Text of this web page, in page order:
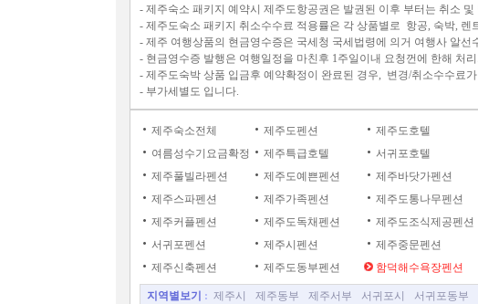
- 제주숙소 패키지 예약시 제주도항공권은 발권된 이후 부터는 취소
- 제주도숙소 패키지 취소수수료 적용률은 각 상품별로 항공, 숙박,
- 제주 여행상품의 현금영수증은 국세청 국세법령에 의거 여행사 알
- 현금영수증 발행은 여행일정을 마친후 1주일이내 요청껀에 한해 처
- 제주도숙박 상품 입금후 예약확정이 완료된 경우, 변경/취소수수료
- 부가세별도 입니다.
제주숙소전체 제주도펜션 제주도호텔
여름성수기요금확정
제주특급호텔 서귀포호텔
제주풀빌라펜션
제주도예쁜펜션 제주바닷가펜션
제주스파펜션
제주가족펜션 제주도통나무펜션
제주커플펜션
제주도독채펜션 제주도조식제공펜션
서귀포펜션
제주시펜션 제주중문펜션
제주신축펜션
제주도동부펜션 함덕해수욕장펜션
지역별보기 : 제주시 제주동부 제주서부 서귀포시 서귀포동부